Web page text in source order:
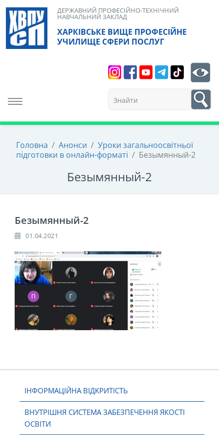
Skip
content
ХАРКІВСЬКЕ ВИЩЕ ПРОФЕСІЙНЕ
УЧИЛИЩЕ СФЕРИ ПОСЛУГ
ДЕРЖАВНИЙ ПРОФЕСІЙНО-ТЕХНІЧНИЙ
НАВЧАЛЬНИЙ ЗАКЛАД
Toggle navigation
1
Головна / Анонси / Уроки загальноосвітньої
підготовки в онлайн-форматі / Безымянный-2
Безымянный-2
ІНФОРМАЦІЙНА ВІДКРИТІСТЬ
ВНУТРІШНЯ СИСТЕМА ЗАБЕЗПЕЧЕННЯ ЯКОСТІ
ОСВІТИ
Безымянный-2
01.04.2021